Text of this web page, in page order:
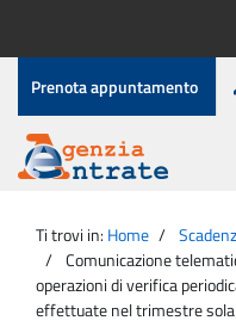
contenuto
Menu
di
servizio
Prenota appuntamento
Agenzia
Entrate
principale
Ti trovi in: Home
Comunicazione
operazioni di verifica
effettuate nel trimestre